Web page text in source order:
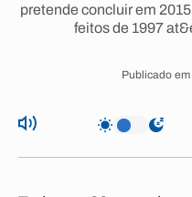
pretende concluir em
feitos de 1997
Publicado